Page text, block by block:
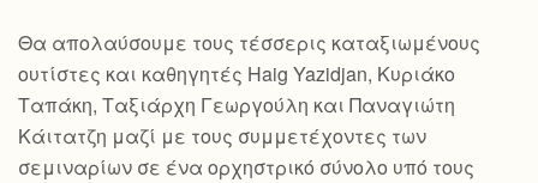
Θα απολαύσουμε τους τέσσερις καταξιωμένους
ουτίστες και καθηγητές Haig Yazidjan, Κυριάκο
Ταπάκη, Ταξιάρχη Γεωργούλη και Παναγιώτη
Κάιτατζη μαζί με τους συμμετέχοντες των
σεμιναρίων σε ένα ορχηστρικό σύνολο υπό τους